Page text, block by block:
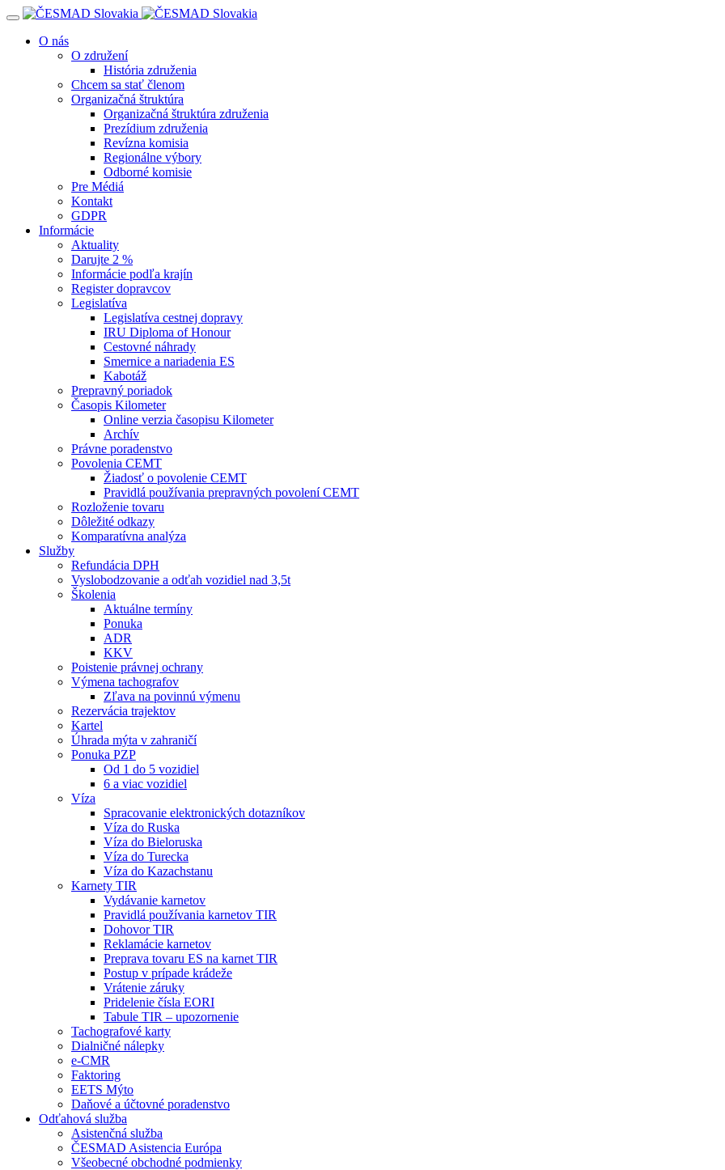
Navigácia
O nás
O združení
História združenia
Chcem sa stať členom
Organizačná štruktúra
Organizačná štruktúra združenia
Prezídium združenia
Revízna komisia
Regionálne výbory
Odborné komisie
Pre Médiá
Kontakt
GDPR
Informácie
Aktuality
Darujte 2 %
Informácie podľa krajín
Register dopravcov
Legislatíva
Legislatíva cestnej dopravy
IRU Diploma of Honour
Cestovné náhrady
Smernice a nariadenia ES
Kabotáž
Prepravný poriadok
Časopis Kilometer
Online verzia časopisu Kilometer
Archív
Právne poradenstvo
Povolenia CEMT
Žiadosť o povolenie CEMT
Pravidlá používania prepravných povolení CEMT
Rozloženie tovaru
Dôležité odkazy
Komparatívna analýza
Služby
Refundácia DPH
Vyslobodzovanie a odťah vozidiel nad 3,5t
Školenia
Aktuálne termíny
Ponuka
ADR
KKV
Poistenie právnej ochrany
Výmena tachografov
Zľava na povinnú výmenu
Rezervácia trajektov
Kartel
Úhrada mýta v zahraničí
Ponuka PZP
Od 1 do 5 vozidiel
6 a viac vozidiel
Víza
Spracovanie elektronických dotazníkov
Víza do Ruska
Víza do Bieloruska
Víza do Turecka
Víza do Kazachstanu
Karnety TIR
Vydávanie karnetov
Pravidlá používania karnetov TIR
Dohovor TIR
Reklamácie karnetov
Preprava tovaru ES na karnet TIR
Postup v prípade krádeže
Vrátenie záruky
Pridelenie čísla EORI
Tabule TIR – upozornenie
Tachografové karty
Dialničné nálepky
e-CMR
Faktoring
EETS Mýto
Daňové a účtovné poradenstvo
Odťahová služba
Asistenčná služba
ČESMAD Asistencia Európa
Všeobecné obchodné podmienky